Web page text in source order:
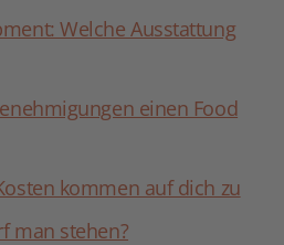
Welche Ausstattung
einen Food
kommen auf dich zu
man stehen?